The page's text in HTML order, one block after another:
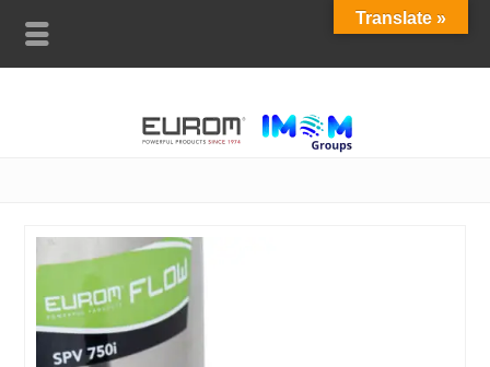
Translate »